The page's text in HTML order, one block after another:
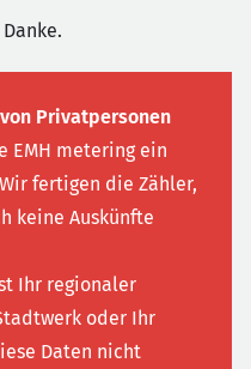
Privatpersonen
EMH metering ein
fertigen die Zähler,
keine Auskünfte
Ihr regionaler
oder Ihr
Daten nicht